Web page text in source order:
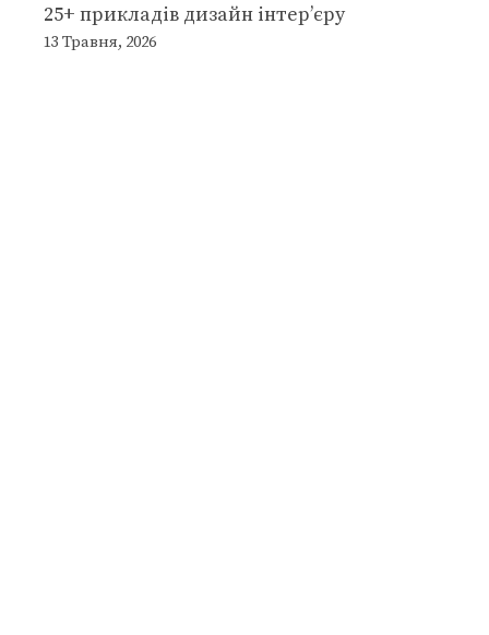
25+ прикладів дизайн інтер’єру
13 Травня, 2026